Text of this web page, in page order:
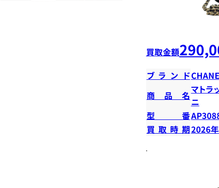
買取金額
ブランド
商品名
マトラ
ニ
型番
買取時期2026